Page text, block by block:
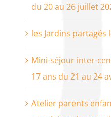
du 20 au 26 juillet
les Jardins partagés
Mini-séjour inter-
17 ans du 21 au 24
Atelier parents